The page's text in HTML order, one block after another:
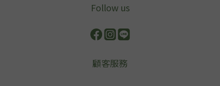
Follow us
顧客服務